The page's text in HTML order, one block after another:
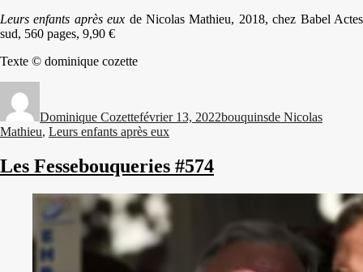
Leurs enfants après eux de Nicolas Mathieu, 2018, chez Babel Actes
sud, 560 pages, 9,90 €
Texte © dominique cozette
Dominique Cozettefévrier 13, 2022bouquinsde Nicolas
Mathieu, Leurs enfants après eux
Les Fessebouqueries #574